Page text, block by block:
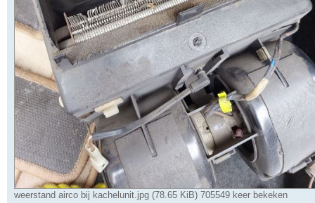
weerstand airco bij kachelunit.jpg (78.65 KiB) 705549 keer bekeken